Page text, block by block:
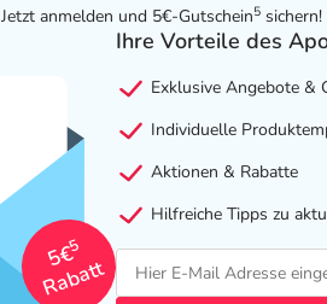
Jetzt anmelden und 5€-Gutschein5 sichern!
5€
5
Rabatt
Ihre Vorteile des
Exklusive Angebote &
Individuelle
Aktionen & Rabatte
Hilfreiche Tipps zu